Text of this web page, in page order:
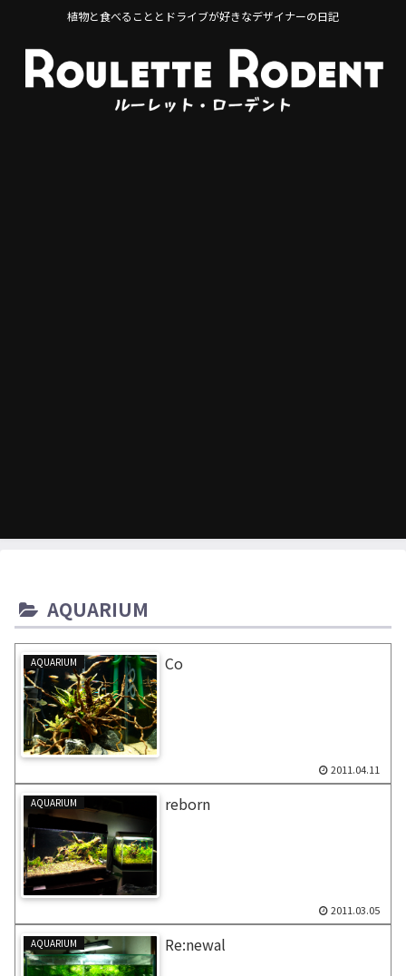
植物と食べることとドライブが好きなデザイナーの日記
AQUARIUM
AQUARIUM Co
2011.04.11
AQUARIUM reborn
2011.03.05
AQUARIUM Re:newal